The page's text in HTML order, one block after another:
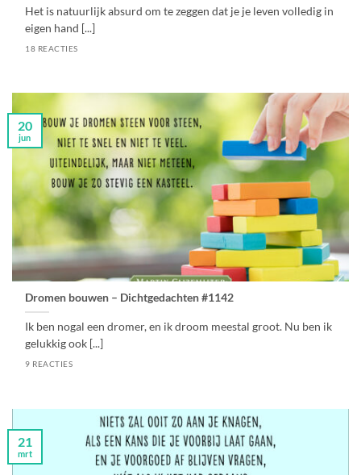
Het is natuurlijk absurd om te zeggen dat je je leven volledig in
eigen hand [...]
18 REACTIES
Dromen bouwen – Dichtgedachten #1142
Ik ben nogal een dromer, en ik droom meestal groot. Nu ben ik
gelukkig ook [...]
9 REACTIES
20
jun
21
mrt